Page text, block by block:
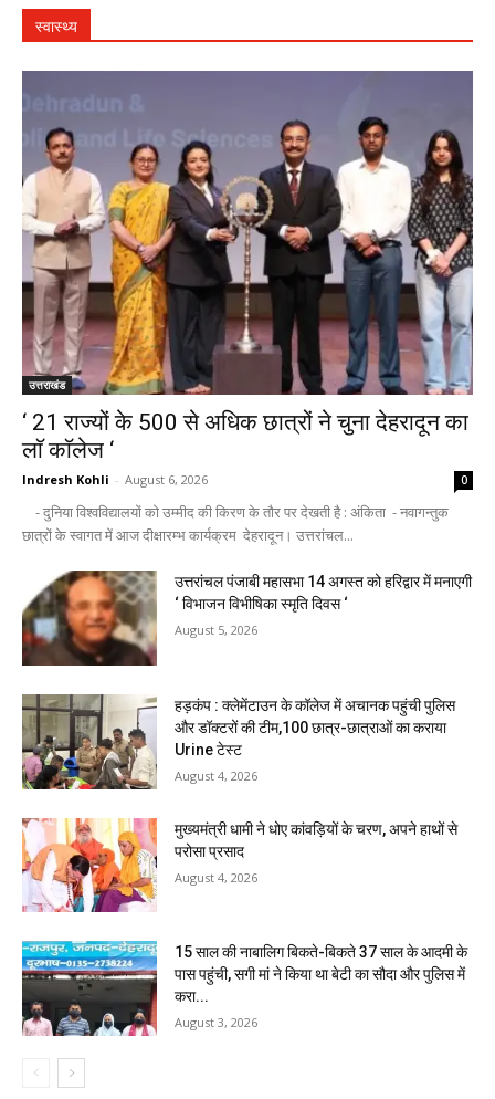
स्वास्थ्य
उत्तराखंड
‘ 21 राज्यों के 500 से अधिक छात्रों ने चुना देहरादून का
लाॅ काॅलेज ‘
Indresh Kohli - August 6, 2026 0
- दुनिया विश्वविद्यालयों को उम्मीद की किरण के तौर पर देखती है : अंकिता - नवागन्तुक
छात्रों के स्वागत में आज दीक्षारम्भ कार्यक्रम देहरादून। उत्तरांचल...
उत्तरांचल पंजाबी महासभा 14 अगस्त को हरिद्वार में मनाएगी
‘ विभाजन विभीषिका स्मृति दिवस ‘
August 5, 2026
हड़कंप : क्लेमेंटाउन के कॉलेज में अचानक पहुंची पुलिस
और डॉक्टरों की टीम,100 छात्र-छात्राओं का कराया
Urine टेस्ट
August 4, 2026
मुख्यमंत्री धामी ने धोए कांवड़ियों के चरण, अपने हाथों से
परोसा प्रसाद
August 4, 2026
15 साल की नाबालिग बिकते-बिकते 37 साल के आदमी के
पास पहुंची, सगी मां ने किया था बेटी का सौदा और पुलिस में
करा...
August 3, 2026